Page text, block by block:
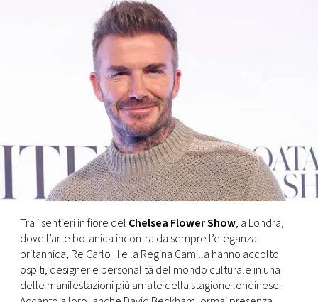
CONCORSI
TV
PRINCIPATO
DI
MONACO
RMC
CONSIGLIA
Tra i sentieri in fiore del Chelsea Flower Show, a Londra,
dove l’arte botanica incontra da sempre l’eleganza
britannica, Re Carlo III e la Regina Camilla hanno accolto
ospiti, designer e personalità del mondo culturale in una
delle manifestazioni più amate della stagione londinese.